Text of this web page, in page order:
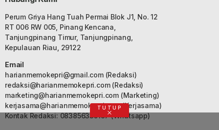
Perum Griya Hang Tuah Permai Blok J1, No. 12
RT 006 RW 005, Pinang Kencana,
Tanjungpinang Timur, Tanjungpinang,
Kepulauan Riau, 29122
Email
harianmemokepri@gmail.com(Redaksi)
redaksi@harianmemokepri.com(Redaksi)
marketing@harianmemokepri.com(Marketing)
kerjasama@harianmemokepri.com(Kerjasama)
Kontak Redaksi: 083856335187 (Whatsapp)
TUTUP